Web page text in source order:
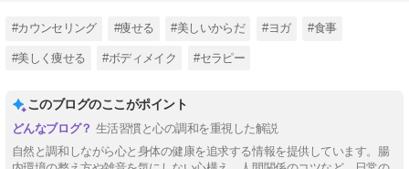
#カウンセリング #痩せる #美しいからだ #ヨガ #食事
#美しく痩せる #ボディメイク #セラピー
このブログのここがポイント
生活習慣と心の調和を重視した解説
自然と調和しながら心と身体の健康を追求する情報を提供しています。腸